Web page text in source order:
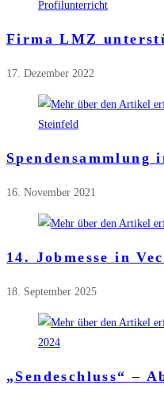
Firma LMZ
17. Dezember 2022
Spendensammlung
16. November 2021
14. Jobmesse in
18. September 2025
„Sendeschluss“ –